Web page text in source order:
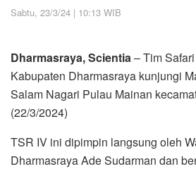
Sabtu, 23/3/24 | 10:13 WIB
Dharmasraya, Scientia– Tim
Kabupaten Dharmasraya kunjungi
Salam Nagari Pulau Mainan
(22/3/2024)
TSR IV ini dipimpin langsung oleh
Dharmasraya Ade Sudarman dan